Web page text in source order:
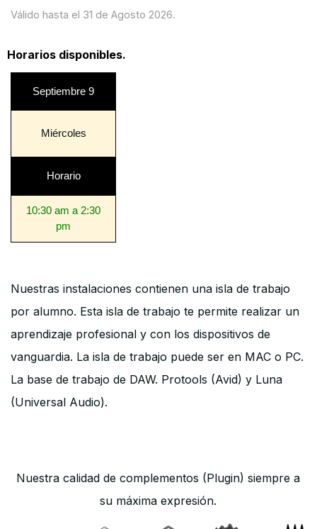
Válido hasta el 31 de Agosto 2026.
Horarios disponibles.
Septiembre 9
Miércoles
Horario
10:30 am a 2:30
pm
Nuestras instalaciones contienen una isla de trabajo
por alumno. Esta isla de trabajo te permite realizar un
aprendizaje profesional y con los dispositivos de
vanguardia. La isla de trabajo puede ser en MAC o PC.
La base de trabajo de DAW. Protools (Avid) y Luna
(Universal Audio).
Nuestra calidad de complementos (Plugin) siempre a
su máxima expresión.